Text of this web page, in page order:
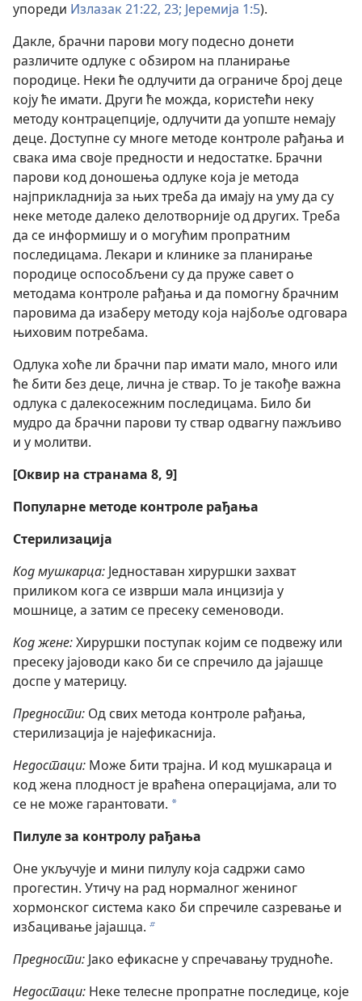
упореди Излазак 21:22, 23; Јеремија 1:5).
Дакле, брачни парови могу подесно донети
различите одлуке с обзиром на планирање
породице. Неки ће одлучити да ограниче број деце
коју ће имати. Други ће можда, користећи неку
методу контрацепције, одлучити да уопште немају
деце. Доступне су многе методе контроле рађања и
свака има своје предности и недостатке. Брачни
парови код доношења одлуке која је метода
најприкладнија за њих треба да имају на уму да су
неке методе далеко делотворније од других. Треба
да се информишу и о могућим пропратним
последицама. Лекари и клинике за планирање
породице оспособљени су да пруже савет о
методама контроле рађања и да помогну брачним
паровима да изаберу методу која најбоље одговара
њиховим потребама.
Одлука хоће ли брачни пар имати мало, много или
ће бити без деце, лична је ствар. То је такође важна
одлука с далекосежним последицама. Било би
мудро да брачни парови ту ствар одвагну пажљиво
и у молитви.
[Оквир на странама 8, 9]
Популарне методе контроле рађања
Стерилизација
Код мушкарца: Једноставан хируршки захват
приликом кога се изврши мала инцизија у
мошнице, а затим се пресеку семеноводи.
Код жене:Хируршки поступак којим се подвежу или
пресеку јајоводи како би се спречило да јајашце
доспе у материцу.
Предности: Од свих метода контроле рађања,
стерилизација је најефикаснија.
Недостаци: Може бити трајна. И код мушкараца и
код жена плодност је враћена операцијама, али то
се не може гарантовати. a
Пилуле за контролу рађања
Оне укључује и мини пилулу која садржи само
прогестин. Утичу на рад нормалног жениног
хормонског система како би спречиле сазревање и
избацивање јајашца. b
Предности: Јако ефикасне у спречавању трудноће.
Недостаци: Неке телесне пропратне последице, које